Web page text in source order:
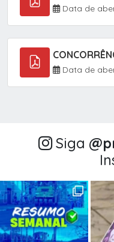
Data de
Data de
Siga